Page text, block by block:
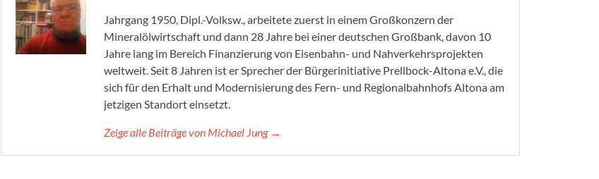
Jahrgang 1950, Dipl.-Volksw., arbeitete zuerst in einem Großkonzern der
Mineralölwirtschaft und dann 28 Jahre bei einer deutschen Großbank, davon 10
Jahre lang im Bereich Finanzierung von Eisenbahn- und Nahverkehrsprojekten
weltweit. Seit 8 Jahren ist er Sprecher der Bürgerinitiative Prellbock-Altona e.V., die
sich für den Erhalt und Modernisierung des Fern- und Regionalbahnhofs Altona am
jetzigen Standort einsetzt.
Zeige alle Beiträge von Michael Jung →